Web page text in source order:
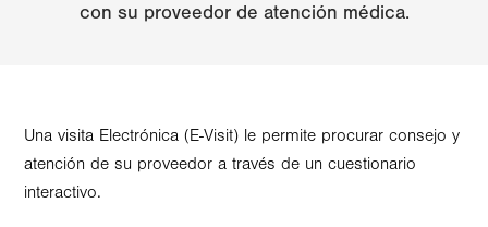
con su proveedor de atención médica.
Una visita Electrónica (E-Visit) le permite procurar consejo y
atención de su proveedor a través de un cuestionario
interactivo.